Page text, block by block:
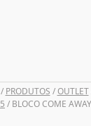
PRODUTOS /OUTLET
/ BLOCO COME